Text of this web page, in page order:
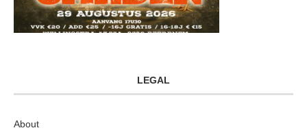
LEGAL
About